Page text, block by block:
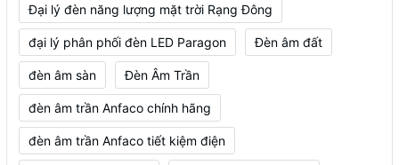
Đại lý đèn năng lượng mặt trời Rạng Đông
đại lý phân phối đèn LED Paragon Đèn âm đất
đèn âm sàn Đèn Âm Trần
đèn âm trần Anfaco chính hãng
đèn âm trần Anfaco tiết kiệm điện